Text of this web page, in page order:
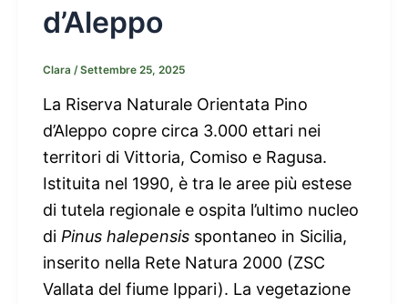
d’Aleppo
Clara /Settembre 25, 2025
La Riserva Naturale Orientata Pino
d’Aleppo copre circa 3.000 ettari nei
territori di Vittoria, Comiso e Ragusa.
Istituita nel 1990, è tra le aree più estese
di tutela regionale e ospita l’ultimo nucleo
di Pinus halepensis spontaneo in Sicilia,
inserito nella Rete Natura 2000 (ZSC
Vallata del fiume Ippari). La vegetazione